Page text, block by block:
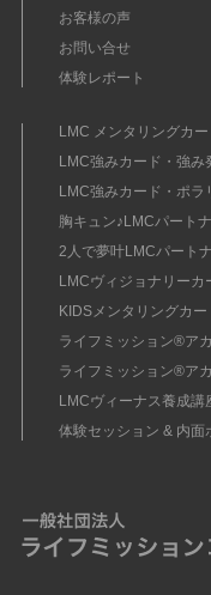
お客様の声
お問い合せ
体験レポート
LMC メンタリングカ
LMC強みカード・強み
LMC強みカード・ポ
胸キュン♪LMCパート
2人で夢叶LMCパート
LMCヴィジョナリー
KIDSメンタリングカ
ライフミッション®︎ア
ライフミッション®︎ア
LMCヴィーナス養成講
体験セッション & 内面